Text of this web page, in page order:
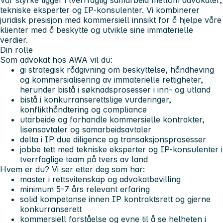
tekniske eksperter og IP-konsulenter. Vi kombinerer
juridisk presisjon med kommersiell innsikt for å hjelpe våre
klienter med å beskytte og utvikle sine immaterielle
verdier.
Din rolle
Som advokat hos AWA vil du:
gi strategisk rådgivning om beskyttelse, håndheving
og kommersialisering av immaterielle rettigheter,
herunder bistå i søknadsprosesser i inn- og utland
bistå i konkurranserettslige vurderinger,
konflikthåndtering og compliance
utarbeide og forhandle kommersielle kontrakter,
lisensavtaler og samarbeidsavtaler
delta i IP due diligence og transaksjonsprosesser
jobbe tett med tekniske eksperter og IP-konsulenter i
tverrfaglige team på tvers av land
Hvem er du? Vi ser etter deg som har:
master i rettsvitenskap og advokatbevilling
minimum 5-7 års relevant erfaring
solid kompetanse innen IP kontraktsrett og gjerne
konkurranserett
kommersiell forståelse og evne til å se helheten i